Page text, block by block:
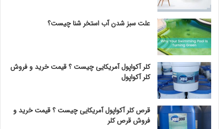
علت سبز شدن آب استخر شنا چیست؟
کلر آکواپول آمریکایی چیست ؟ قیمت خرید و فروش
کلر آکواپول
قرص کلر آکواپول آمریکایی چیست ؟ قیمت خرید و
فروش قرص کلر